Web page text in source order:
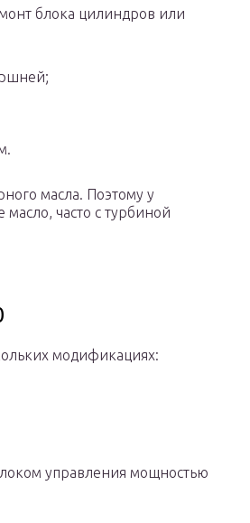
блока цилиндров или
масла. Поэтому у
часто с турбиной
модификациях:
управления мощностью